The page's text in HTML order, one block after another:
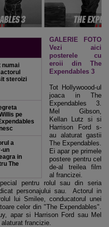
numai
steroizi
pe
a
un
in
The
GALERIE FOTO
Vezi aici
posterele cu
eroii din The
Expendables 3
Tot Hollywoood-ul
joaca in The
Expendables 3.
Mel Gibson,
Kellan Lutz si si
Harrison Ford s-
au alaturat gastii
The Expendables.
Ei apar pe primele
postere pentru cel
de-al treilea film
al francizei.
pentru rolul sau din seria
personajului sau. Actorul in
lui Smilee, conducatorul unei
celor din "The Expendables".
apar si Harrison Ford sau Mel
francizie.